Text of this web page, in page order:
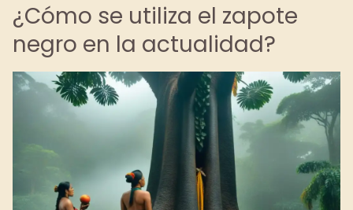
¿Cómo se utiliza el zapote
negro en la actualidad?